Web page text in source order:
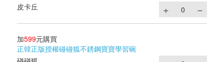
皮卡丘
加599元購買
正韓正版授權碰碰狐不銹鋼寶寶學習碗